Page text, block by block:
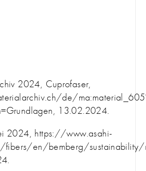
2024, Cuprofaser,
de/
13.02.2024.
2024, https://www.asahi-
fibers/en/bemberg/